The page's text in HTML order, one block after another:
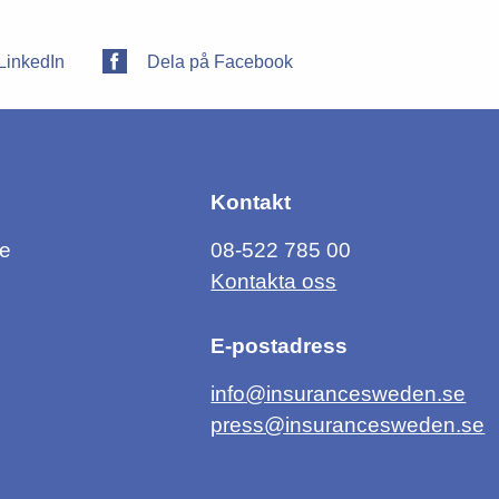
Dela på Facebook
Kontakt
08-522 785 00
Kontakta oss
E-postadress
info@insurancesweden.se
press@insurancesweden.se